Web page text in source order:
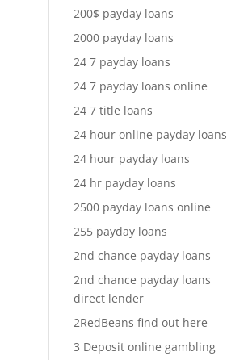
200$ payday loans
2000 payday loans
24 7 payday loans
24 7 payday loans online
24 7 title loans
24 hour online payday loans
24 hour payday loans
24 hr payday loans
2500 payday loans online
255 payday loans
2nd chance payday loans
2nd chance payday loans
direct lender
2RedBeans find out here
3 Deposit online gambling